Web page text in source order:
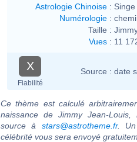
Astrologie Chinoise :
Numérologie :
Taille :
Vues : 11
X
Fiabilité
Source : date
Ce thème est calculé
naissance de Jimmy Jean-
source à stars@astrotheme.fr. Un
célébrité vous sera envoyé